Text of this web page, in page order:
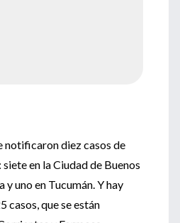
notificaron diez casos de
en la Ciudad de Buenos
y uno en Tucumán. Y hay
casos, que se están